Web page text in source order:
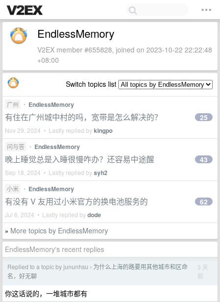
EndlessMemory
V2EX member #655828, joined on 2023-10-22 22:22:48
+08:00
Switch topics list
广州 • EndlessMemory
有住在广州城中村的吗，宽带是怎么解决的？
Nov 29, 2024 • Lastly replied bykingpo
25
问与答 • EndlessMemory
晚上睡觉总是入睡很慢咋办？还容易中途醒
Sep 18, 2024 • Lastly replied bysyh2
43
小米 • EndlessMemory
有没有 V 友用过小米官方的换电池服务的
Jul 6, 2024 • Lastly replied bydode
62
» More topics by EndlessMemory
EndlessMemory's recent replies
Replied to a topic by jununhsu › 为什么上海的路要用其他城市和区命
名，好无聊
3 天
前
你这话说的，一堆城市都有